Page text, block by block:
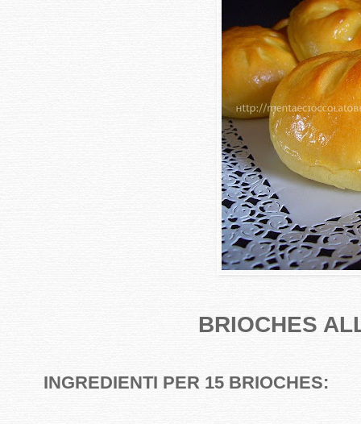
BRIOCHES
INGREDIENTI PER 15 BRIOCHES: